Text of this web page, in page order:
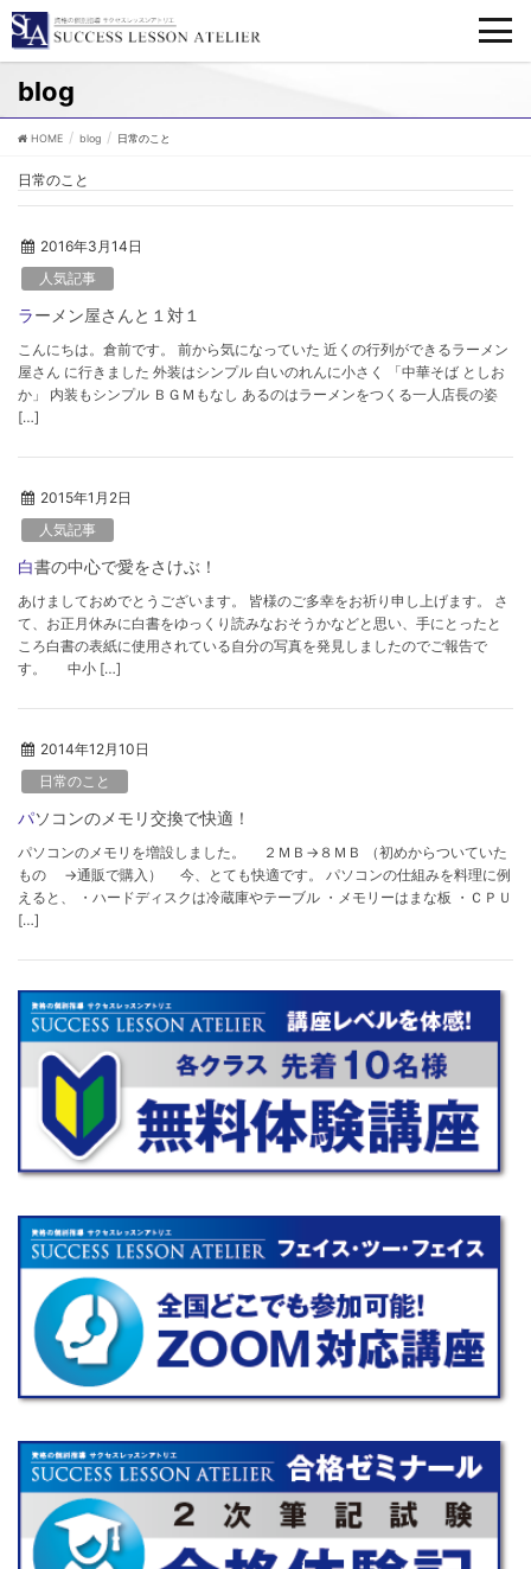
blog
HOME blog 日常のこと
日常のこと
2016年3月14日
人気記事
ラーメン屋さんと１対１
こんにちは。倉前です。 前から気になっていた 近くの行列ができるラーメン
屋さん に行きました 外装はシンプル 白いのれんに小さく 「中華そば としお
か」 内装もシンプル ＢＧＭもなし あるのはラーメンをつくる一人店長の姿
[…]
2015年1月2日
人気記事
白書の中心で愛をさけぶ！
あけましておめでとうございます。 皆様のご多幸をお祈り申し上げます。 さ
て、お正月休みに白書をゆっくり読みなおそうかなどと思い、手にとったと
ころ白書の表紙に使用されている自分の写真を発見しましたのでご報告で
す。 中小 […]
2014年12月10日
日常のこと
パソコンのメモリ交換で快適！
パソコンのメモリを増設しました。 ２ＭＢ→８ＭＢ （初めからついていた
もの →通販で購入） 今、とても快適です。 パソコンの仕組みを料理に例
えると、 ・ハードディスクは冷蔵庫やテーブル ・メモリーはまな板 ・ＣＰＵ
[…]